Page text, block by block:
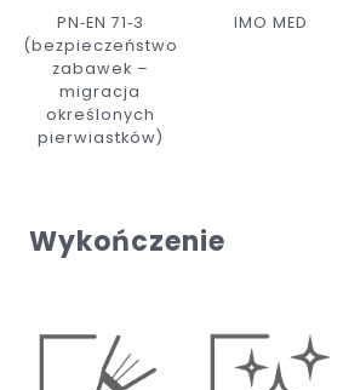
PN‑EN 71‑3
(bezpieczeństwo
zabawek –
migracja
określonych
pierwiastków)
IMO MED
Wykończenie